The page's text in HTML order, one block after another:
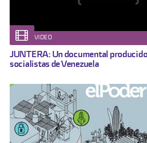
VIDEO
JUNTERA: Un documental
socialistas de Venezuela